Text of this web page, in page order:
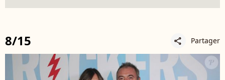
8/15 share Partager